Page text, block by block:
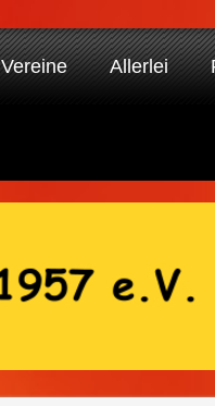
Vereine Allerlei